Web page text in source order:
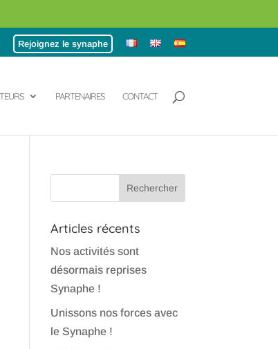
Rejoignez le synaphe
PARTENAIRES CONTACT
Articles récents
Nos activités sont
désormais reprises
Synaphe !
Unissons nos forces avec
le Synaphe !